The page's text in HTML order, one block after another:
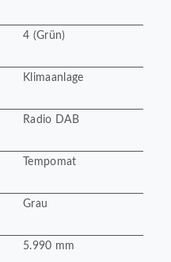
4 (Grün)
Klimaanlage
Radio DAB
Tempomat
Grau
5.990 mm